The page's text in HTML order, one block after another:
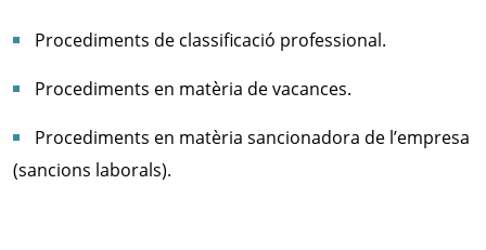
Procediments de classificació professional.
Procediments en matèria de vacances.
Procediments en matèria sancionadora de l’empresa
(sancions laborals).